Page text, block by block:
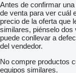
Antes de confirmar
de venta para ver cuál
precio de la oferta que
similares, piénselo dos
puede conllevar a
del vendedor.
No compre productos
equipos similares.